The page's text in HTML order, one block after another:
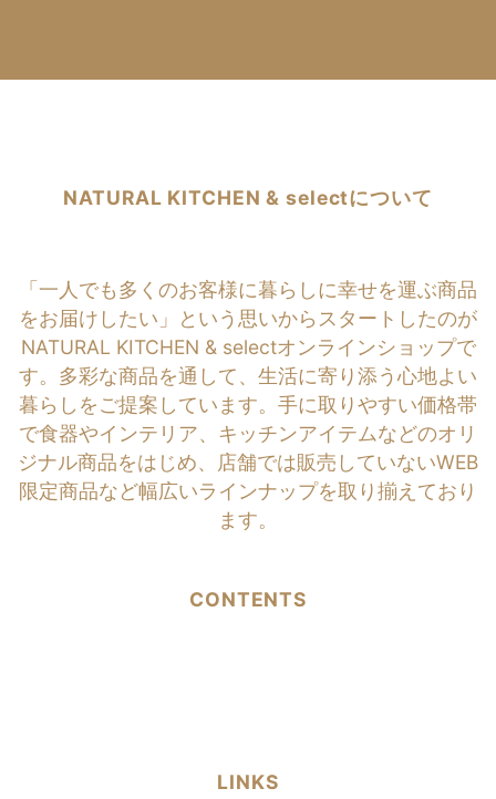
NATURAL KITCHEN & selectについて
「一人でも多くのお客様に暮らしに幸せを運ぶ商品
をお届けしたい」という思いからスタートしたのが
NATURAL KITCHEN & selectオンラインショップで
す。多彩な商品を通して、生活に寄り添う心地よい
暮らしをご提案しています。手に取りやすい価格帯
で食器やインテリア、キッチンアイテムなどのオリ
ジナル商品をはじめ、店舗では販売していないWEB
限定商品など幅広いラインナップを取り揃えており
ます。
CONTENTS
LINKS